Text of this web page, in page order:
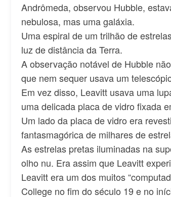
Andrômeda, observou Hubble,
nebulosa, mas uma galáxia.
Uma espiral de um trilhão de
luz de distância da Terra.
A observação notável de Hubble
que nem sequer usava um
Em vez disso, Leavitt usava uma
uma delicada placa de vidro fixada
Um lado da placa de vidro era
fantasmagórica de milhares de
As estrelas pretas iluminadas na
olho nu. Era assim que Leavitt
Leavitt era um dos muitos
College no fim do século 19 e no